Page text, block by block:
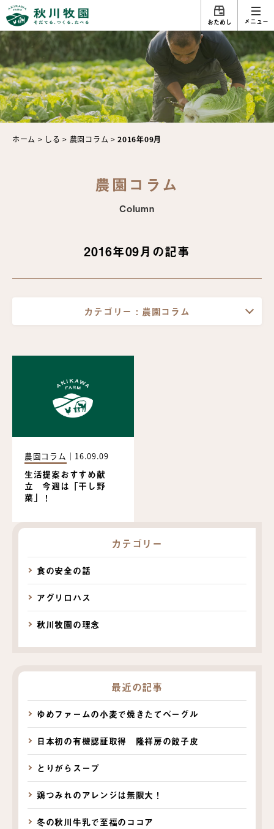
おためし メニュー
ホーム > しる > 農園コラム >2016年09月
農園コラム
Column
2016年09月の記事
カテゴリー : 農園コラム
農園コラム ｜ 16.09.09
生活提案おすすめ献
立 今週は「干し野
菜」！
カテゴリー
食の安全の話
アグリロハス
秋川牧園の理念
最近の記事
ゆめファームの小麦で焼きたてベーグル
日本初の有機認証取得 隆祥房の餃子皮
とりがらスープ
鶏つみれのアレンジは無限大！
冬の秋川牛乳で至福のココア